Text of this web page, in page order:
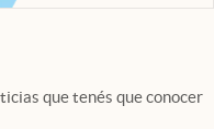
que tenés que conocer